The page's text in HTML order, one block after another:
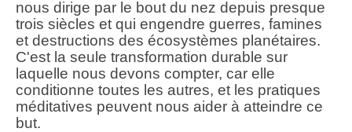
nous dirige par le bout du nez depuis presque
trois siècles et qui engendre guerres, famines
et destructions des écosystèmes planétaires.
C'est la seule transformation durable sur
laquelle nous devons compter, car elle
conditionne toutes les autres, et les pratiques
méditatives peuvent nous aider à atteindre ce
but.